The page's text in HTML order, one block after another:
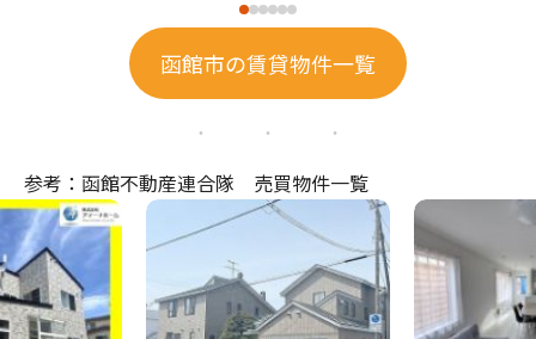
函館市の賃貸物件一覧
参考：函館不動産連合隊 売買物件一覧